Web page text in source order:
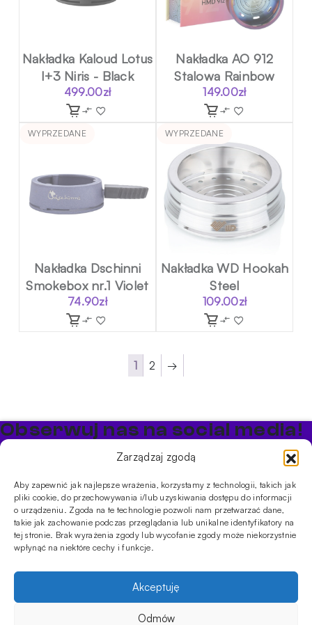
Zarządzaj zgodą
Aby zapewnić jak najlepsze wrażenia, korzystamy z technologii, takich jak
pliki cookie, do przechowywania i/lub uzyskiwania dostępu do informacji
o urządzeniu. Zgoda na te technologie pozwoli nam przetwarzać dane,
takie jak zachowanie podczas przeglądania lub unikalne identyfikatory na
tej stronie. Brak wyrażenia zgody lub wycofanie zgody może niekorzystnie
wpłynąć na niektóre cechy i funkcje.
Akceptuję
Odmów
Nakładka Kaloud Lotus
I+3 Niris - Black
499.00zł
Nakładka AO 912
Stalowa Rainbow
149.00zł
WYPRZEDANE
Nakładka Dschinni
Smokebox nr.1 Violet
74.90zł
WYPRZEDANE
Nakładka WD Hookah
Steel
109.00zł
1 2 →
Obserwuj nas na social media!
Bądź na bieżąco z promocjami i nowościami w sklepie
PRODUKTY
ShisheCybuchyTytonie Rozpalanie
INFORMACJE
prywatności
Usługi
Szkolenia